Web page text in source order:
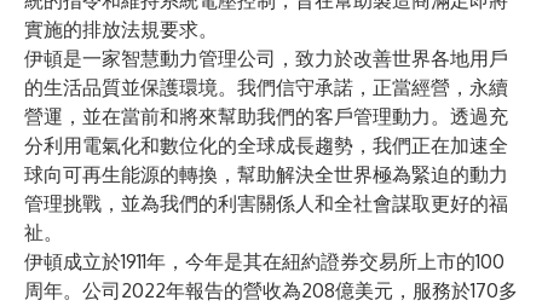
實施的排放法規要求。
伊頓是一家智慧動力管理公司，致力於改善世界各地用戶
的生活品質並保護環境。我們信守承諾，正當經營，永續
營運，並在當前和將來幫助我們的客戶管理動力。透過充
分利用電氣化和數位化的全球成長趨勢，我們正在加速全
球向可再生能源的轉換，幫助解決全世界極為緊迫的動力
管理挑戰，並為我們的利害關係人和全社會謀取更好的福
祉。
伊頓成立於1911年，今年是其在紐約證券交易所上市的100
周年。公司2022年報告的營收為208億美元，服務於170多